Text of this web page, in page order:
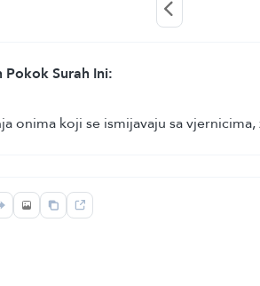
Pokok Surah Ini:
onima koji se ismijavaju sa